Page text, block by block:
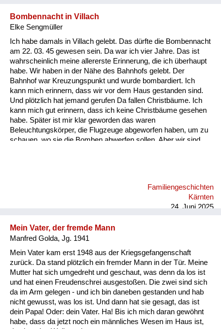
Bombennacht in Villach
Elke Sengmüller
Ich habe damals in Villach gelebt. Das dürfte die Bombennacht
am 22. 03. 45 gewesen sein. Da war ich vier Jahre. Das ist
wahrscheinlich meine allererste Erinnerung, die ich überhaupt
habe. Wir haben in der Nähe des Bahnhofs gelebt. Der
Bahnhof war Kreuzungspunkt und wurde bombardiert. Ich
kann mich erinnern, dass wir vor dem Haus gestanden sind.
Und plötzlich hat jemand gerufen Da fallen Christbäume. Ich
kann mich gut erinnern, dass ich keine Christbäume gesehen
habe. Später ist mir klar geworden das waren
Beleuchtungskörper, die Flugzeuge abgeworfen haben, um zu
schauen, wo sie die Bomben abwerfen sollen. Aber wir sind
wir aus dem Keller rausgegangen sind. Es hat einen
Kellerausgang gegeben, in den Garten und der war voller
Familiengeschichten
Kärnten
24. Juni 2025
Mein Vater, der fremde Mann
Manfred Golda, Jg. 1941
Mein Vater kam erst 1948 aus der Kriegsgefangenschaft
zurück. Da stand plötzlich ein fremder Mann in der Tür. Meine
Mutter hat sich umgedreht und geschaut, was denn da los ist
und hat einen Freudenschrei ausgestoßen. Die zwei sind sich
da im Arm gelegen - und ich bin daneben gestanden und hab
nicht gewusst, was los ist. Und dann hat sie gesagt, das ist
dein Papa! Oder: dein Vater. Ha! Bis ich mich daran gewöhnt
habe, dass da jetzt noch ein männliches Wesen im Haus ist,